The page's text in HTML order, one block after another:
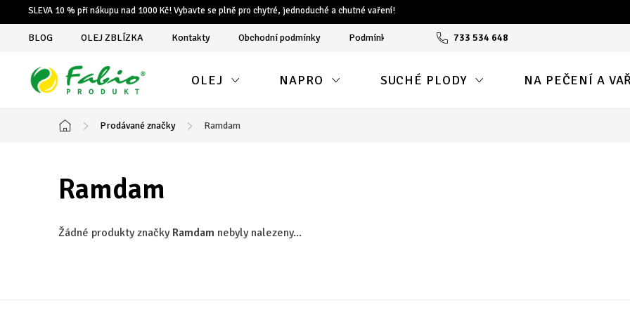
na
SLEVA 10 % při nákupu nad 1000 Kč! Vybavte se plně pro chytré, jednoduché a chutné vaření!
733 534 648
BLOG OLEJ ZBLÍZKA Kontakty Obchodní podmínky Podmínky ochrany osobních údajů
OLEJ NAPRO SUCHÉ PLODY NA PEČENÍ A
Domů
Prodávané značky Ramdam
Ramdam
Žádné produkty značky Ramdam nebyly nalezeny...